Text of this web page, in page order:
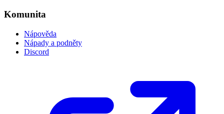
Komunita
Nápověda
Nápady a podněty
Discord